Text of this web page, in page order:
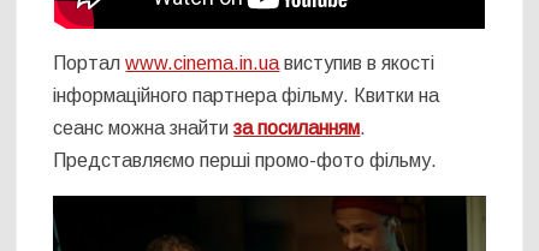
Порталwww.cinema.in.ua виступив в якості
інформаційного партнера фільму. Квитки на
сеанс можна знайтиза посиланням.
Представляємо перші промо-фото фільму.